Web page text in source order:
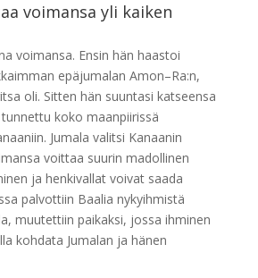
voimansa yli kaiken
voimansa. Ensin hän haastoi
epäjumalan Amon–Ra:n,
oli. Sitten hän suuntasi katseensa
koko maanpiirissä
Jumala valitsi Kanaanin
voittaa suurin madollinen
ja henkivallat voivat saada
palvottiin Baalia nykyihmistä
muutettiin paikaksi, jossa ihminen
kohdata Jumalan ja hänen